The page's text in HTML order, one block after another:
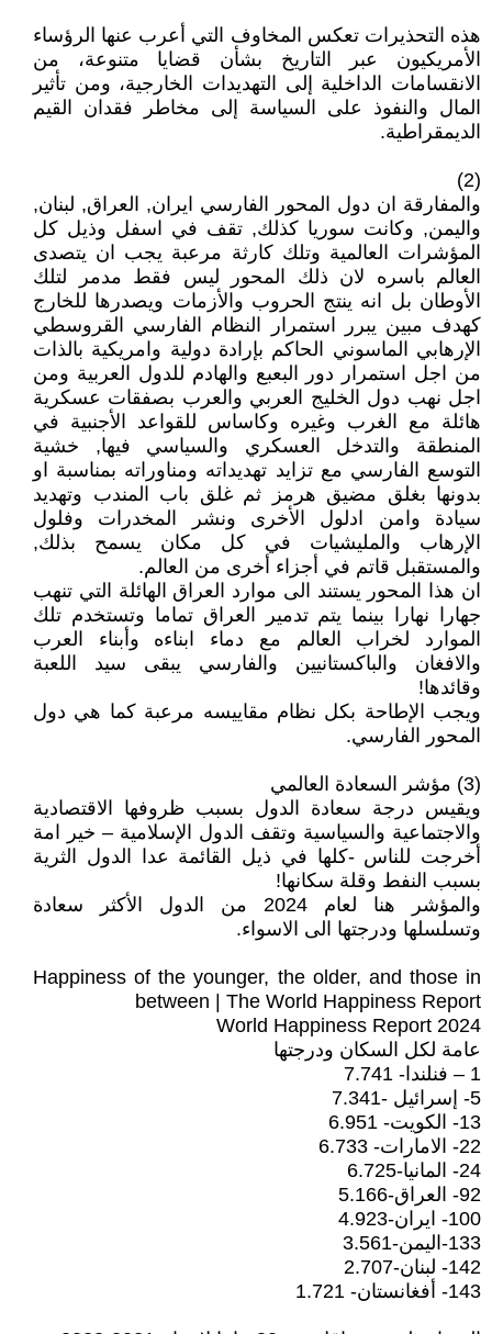
هذه التحذيرات تعكس المخاوف التي أعرب عنها الرؤساء
الأمريكيون عبر التاريخ بشأن قضايا متنوعة، من
الانقسامات الداخلية إلى التهديدات الخارجية، ومن تأثير
المال والنفوذ على السياسة إلى مخاطر فقدان القيم
الديمقراطية.
(2)
والمفارقة ان دول المحور الفارسي ايران, العراق, لبنان,
واليمن, وكانت سوريا كذلك, تقف في اسفل وذيل كل
المؤشرات العالمية وتلك كارثة مرعبة يجب ان يتصدى
العالم باسره لان ذلك المحور ليس فقط مدمر لتلك
الأوطان بل انه ينتج الحروب والأزمات ويصدرها للخارج
كهدف مبين يبرر استمرار النظام الفارسي القروسطي
الإرهابي الماسوني الحاكم بإرادة دولية وامريكية بالذات
من اجل استمرار دور البعبع والهادم للدول العربية ومن
اجل نهب دول الخليج العربي والعرب بصفقات عسكرية
هائلة مع الغرب وغيره وكاساس للقواعد الأجنبية في
المنطقة والتدخل العسكري والسياسي فيها, خشية
التوسع الفارسي مع تزايد تهديداته ومناوراته بمناسبة او
بدونها بغلق مضيق هرمز ثم غلق باب المندب وتهديد
سيادة وامن ادلول الأخرى ونشر المخدرات وفلول
الإرهاب والمليشيات في كل مكان يسمح بذلك,
والمستقبل قاتم في أجزاء أخرى من العالم.
ان هذا المحور يستند الى موارد العراق الهائلة التي تنهب
جهارا نهارا بينما يتم تدمير العراق تماما وتستخدم تلك
الموارد لخراب العالم مع دماء ابناءه وأبناء العرب
والافغان والباكستانيين والفارسي يبقى سيد اللعبة
وقائدها!
ويجب الإطاحة بكل نظام مقاييسه مرعبة كما هي دول
المحور الفارسي.
(3) مؤشر السعادة العالمي
ويقيس درجة سعادة الدول بسبب ظروفها الاقتصادية
والاجتماعية والسياسية وتقف الدول الإسلامية – خير امة
أخرجت للناس -كلها في ذيل القائمة عدا الدول الثرية
بسبب النفط وقلة سكانها!
والمؤشر هنا لعام 2024 من الدول الأكثر سعادة
وتسلسلها ودرجتها الى الاسواء.
Happiness of the younger, the older, and those in
between | The World Happiness Report
World Happiness Report 2024
عامة لكل السكان ودرجتها
1 – فنلندا- 7.741
5- إسرائيل -7.341
13- الكويت- 6.951
22- الامارات- 6.733
24- المانيا-6.725
92- العراق-5.166
100- ايران-4.923
133-اليمن-3.561
142- لبنان-2.707
143- أفغانستان- 1.721